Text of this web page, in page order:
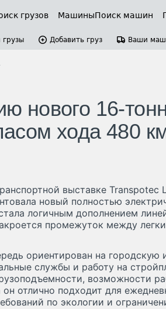
грузов МашиныПоиск машин
грузы Добавить груз Ваши
нового 16-
хода 480
выставке Transpotec
новый полностью
логичным дополнением
промежуток между
ориентирован на городскую
службы и работу на
возможности
отлично подходит для
по экологии и